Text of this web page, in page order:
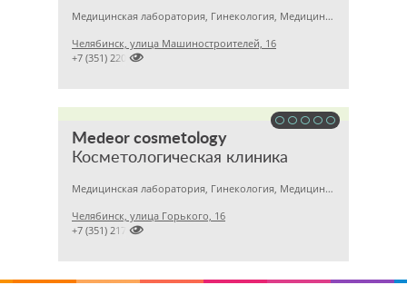
Медицинская лаборатория, Гинекология, Медицинский центр
Челябинск, улица Машиностроителей, 16

+7 (351) 2201031
Medeor cosmetology
Косметологическая клиника
Медицинская лаборатория, Гинекология, Медицинский центр
Челябинск, улица Горького, 16

+7 (351) 2170122